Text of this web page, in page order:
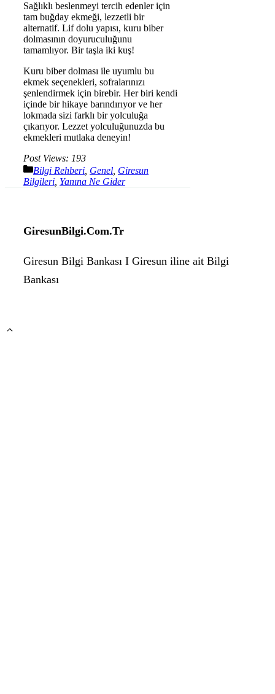
Sağlıklı beslenmeyi tercih edenler için
tam buğday ekmeği, lezzetli bir
alternatif. Lif dolu yapısı, kuru biber
dolmasının doyuruculuğunu
tamamlıyor. Bir taşla iki kuş!
Kuru biber dolması ile uyumlu bu
ekmek seçenekleri, sofralarınızı
şenlendirmek için birebir. Her biri kendi
içinde bir hikaye barındırıyor ve her
lokmada sizi farklı bir yolculuğa
çıkarıyor. Lezzet yolculuğunuzda bu
ekmekleri mutlaka deneyin!
Post Views: 193
Kategoriler
Bilgi Rehberi Genel Giresun
Bilgileri Yanına Ne Gider
GiresunBilgi.Com.Tr
Giresun Bilgi Bankası I Giresun iline ait Bilgi
Bankası